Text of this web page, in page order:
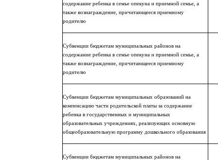
содержание ребенка в семье опекуна и приемной семье, а
также вознаграждение, причитающееся приемному
родителю
Субвенции бюджетам муниципальных районов на
содержание ребенка в семье опекуна и приемной семье, а
также вознаграждение, причитающееся приемному
родителю
Субвенции бюджетам муниципальных образований на
компенсацию части родительской платы за содержание
ребенка в государственных и муниципальных
образовательных учреждениях, реализующих основную
общеобразовательную программу дошкольного образования
Субвенции бюджетам муниципальных районов на